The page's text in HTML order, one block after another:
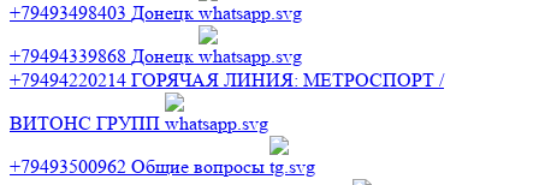
+79493498403 Донецк
+79494339868 Донецк
+79494220214 ГОРЯЧАЯ ЛИНИЯ: МЕТРОСПОРТ /
ВИТОНС ГРУПП
+79493500962 Общие вопросы